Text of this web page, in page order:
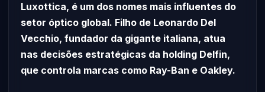
Luxottica, é um dos nomes mais influentes do
setor óptico global. Filho de Leonardo Del
Vecchio, fundador da gigante italiana, atua
nas decisões estratégicas da holding Delfin,
que controla marcas como Ray-Ban e Oakley.